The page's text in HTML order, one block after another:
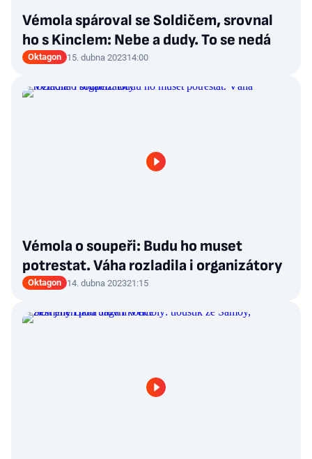
Vémola spároval se Soldičem, srovnal
ho s Kinclem: Nebe a dudy. To se nedá
Oktagon 15. dubna 202314:00
Vémola o soupeři: Budu ho muset
potrestat. Váha rozladila i organizátory
Oktagon 14. dubna 202321:15